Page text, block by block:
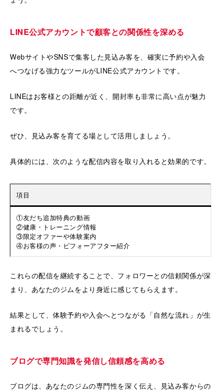
LINE公式アカウントで顧客との関係性を深める
WebサイトやSNSで集客した見込み客を、確実に予約や入会
へつなげる強力なツールがLINE公式アカウントです。
LINEはお客様との距離が近く、開封率も非常に高い点が魅力
です。
ぜひ、見込み客を育てる場として活用しましょう。
具体的には、次のような配信内容を取り入れると効果的です。
項目
①友だち追加特典の動画
②健康・トレーニング情報
③限定オファーや体験案内
④お客様の声・ビフォーアフター紹介
これらの配信を継続することで、フォロワーとの信頼関係が深
まり、あなたのジムをより身近に感じてもらえます。
結果として、体験予約や入会へとつながる「自然な流れ」が生
まれるでしょう。
ブログで専門知識を発信し信頼感を高める
ブログは、あなたのジムの専門性を深く伝え、見込み客からの